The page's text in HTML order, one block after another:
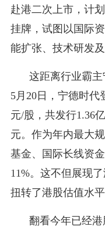
赴港二次上市，计
挂牌，试图以国际
能扩张、技术研发及
这距离行业霸主
5月20日，宁德时代
元/股，共发行1.36
元。作为年内最大
基金、国际长线资
11%。这不但展现
扭转了港股估值水
翻看今年已经